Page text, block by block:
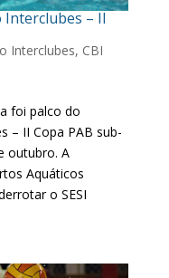
Interclubes – II
Interclubes, CBI
foi palco do
– II Copa PAB sub-
outubro. A
Aquáticos
o SESI